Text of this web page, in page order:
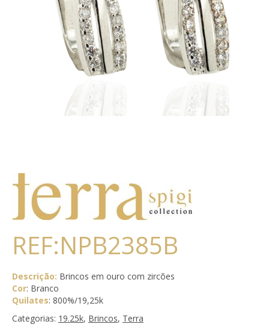
REF:NPB2385B
Descrição: Brincos em ouro com zircões
Cor: Branco
Quilates: 800%/19,25k
Categorias: 19.25k, Brincos, Terra